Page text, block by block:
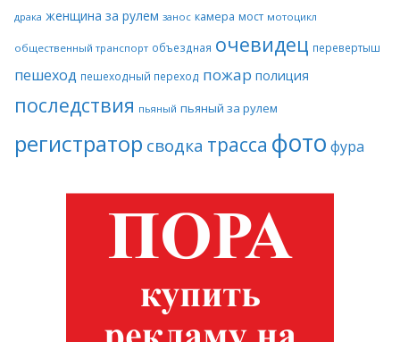
драка женщина за рулем занос камера мост мотоцикл
общественный транспорт объездная очевидец перевертыш
пешеход пешеходный переход пожар полиция
последствия пьяный пьяный за рулем
регистратор сводка трасса фото фура